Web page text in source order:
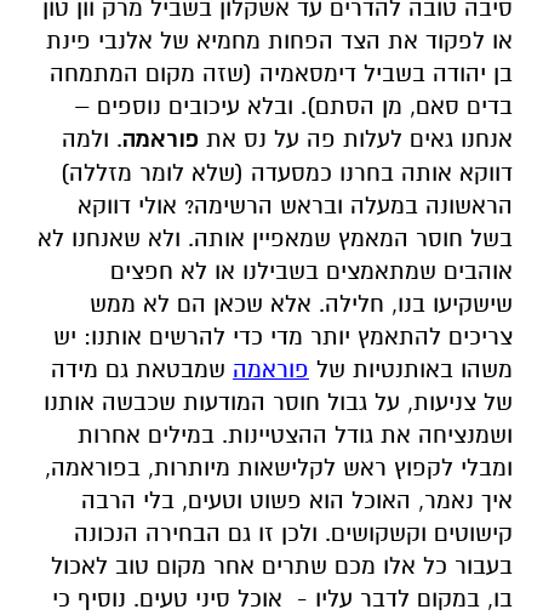
סיבה טובה להדרים עד אשקלון בשביל מרק וון טון
או לפקוד את הצד הפחות מחמיא של אלנבי פינת
בן יהודה בשביל דימסאמיה (שזה מקום המתמחה
בדים סאם, מן הסתם). ובלא עיכובים נוספים –
אנחנו גאים לעלות פה על נס את פוראמה. ולמה
דווקא אותה בחרנו כמסעדה (שלא לומר מזללה)
הראשונה במעלה ובראש הרשימה? אולי דווקא
בשל חוסר המאמץ שמאפיין אותה. ולא שאנחנו לא
אוהבים שמתאמצים בשבילנו או לא חפצים
שישקיעו בנו, חלילה. אלא שכאן הם לא ממש
צריכים להתאמץ יותר מדי כדי להרשים אותנו: יש
משהו באותנטיות של פוראמה שמבטאת גם מידה
של צניעות, על גבול חוסר המודעות שכבשה אותנו
ושמנציחה את גודל ההצטיינות. במילים אחרות
ומבלי לקפוץ ראש לקלישאות מיותרות, בפוראמה,
איך נאמר, האוכל הוא פשוט וטעים, בלי הרבה
קישוטים וקשקושים. ולכן זו גם הבחירה הנכונה
בעבור כל אלו מכם שתרים אחר מקום טוב לאכול
בו, במקום לדבר עליו - אוכל סיני טעים. נוסיף כי